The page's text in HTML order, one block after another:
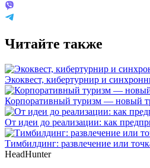
Читайте также
Экоквест, кибертурнир и
Корпоративный туризм — новый
От идеи до реализации: как
Тимбилдинг: развлечение или
HeadHunter